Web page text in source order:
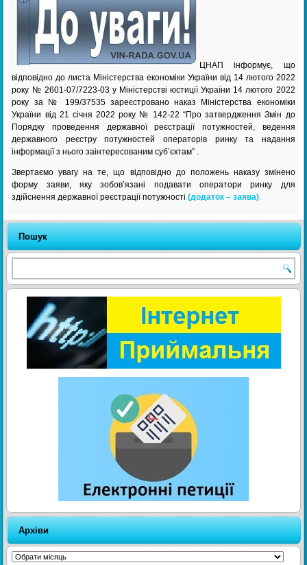
ЦНАП інформує, що
відповідно до листа Міністерства економіки України від 14 лютого 2022
року № 2601-07/7223-03 у Міністерстві юстиції України 14 лютого 2022
року за № 199/37535 зареєстровано наказ Міністерства економіки
України від 21 січня 2022 року № 142-22 “Про затвердження Змін до
Порядку проведення державної реєстрації потужностей, ведення
державного реєстру потужностей операторів ринку та надання
інформації з нього заінтересованим субʼєктам” .
Звертаємо увагу на те, що відповідно до положень наказу змінено
форму заяви, яку зобовʼязані подавати оператори ринку для
здійснення державної реєстрації потужності(додаток – заява).
Пошук
Архіви
Архіви